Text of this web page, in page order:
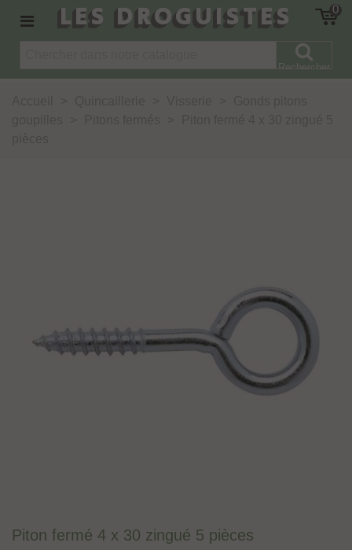
LES DROGUISTES 0
Rechercher
Piton fermé 4 x 30 zingué 5 pièces